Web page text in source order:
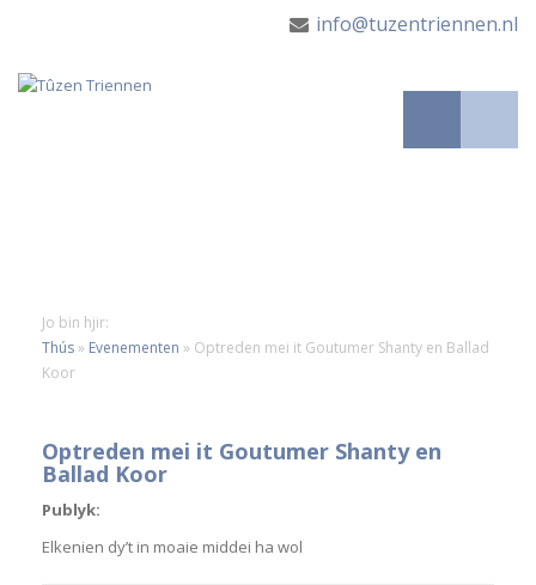
info@tuzentriennen.nl
Jo bin hjir:
Thús» Evenementen » Optreden mei it Goutumer Shanty en Ballad
Koor
Optreden mei it Goutumer Shanty en
Ballad Koor
Publyk:
Elkenien dy’t in moaie middei ha wol